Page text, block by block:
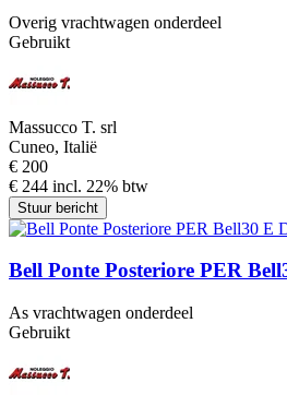
Overig vrachtwagen onderdeel
Gebruikt
Massucco T. srl
Cuneo, Italië
€ 200
€ 244 incl. 22% btw
Stuur bericht
Bell Ponte Posteriore PER
As vrachtwagen onderdeel
Gebruikt